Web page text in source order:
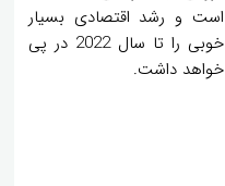
است و رشد اقتصادی بسیار
خوبی را تا سال 2022 در پی
خواهد داشت.